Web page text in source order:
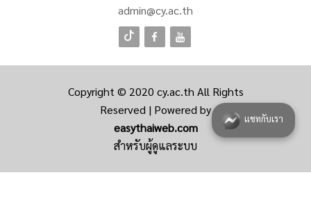
admin@cy.ac.th
Copyright © 2020 cy.ac.th All Rights
Reserved | Powered by
easythaiweb.com
สำหรับผู้ดูแลระบบ
แชทกับเรา